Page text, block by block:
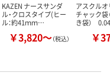
KAZEN ナースサンダ
ル・クロスタイプ(ヒー
ル：約41ｍｍ…
￥3,820～（税込）
アスクル
チャック袋
き袋）
￥